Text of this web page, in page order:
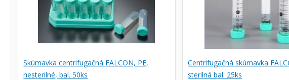
Skúmavka centrifugačná FALCON, PE,
nesterilné, bal. 50ks
Centrifugačná skúmavka
sterilná bal. 25ks